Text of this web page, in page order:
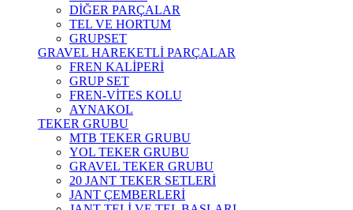
DİĞER PARÇALAR
TEL VE HORTUM
GRUPSET
GRAVEL HAREKETLİ PARÇALAR
FREN KALİPERİ
GRUP SET
FREN-VİTES KOLU
AYNAKOL
TEKER GRUBU
MTB TEKER GRUBU
YOL TEKER GRUBU
GRAVEL TEKER GRUBU
20 JANT TEKER SETLERİ
JANT ÇEMBERLERİ